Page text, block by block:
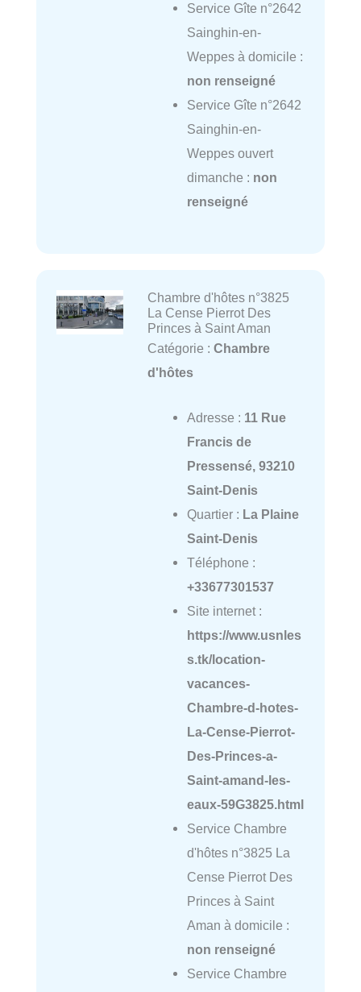
Service Gîte n°2642
Sainghin-en-
Weppes à domicile :
non renseigné
Service Gîte n°2642
Sainghin-en-
Weppes ouvert
dimanche : non
renseigné
Chambre d'hôtes n°3825
La Cense Pierrot Des
Princes à Saint Aman
Catégorie : Chambre
d'hôtes
Adresse : 11 Rue
Francis de
Pressensé, 93210
Saint-Denis
Quartier : La Plaine
Saint-Denis
Téléphone :
+33677301537
Site internet :
https://www.usnles
s.tk/location-
vacances-
Chambre-d-hotes-
La-Cense-Pierrot-
Des-Princes-a-
Saint-amand-les-
eaux-59G3825.html
Service Chambre
d'hôtes n°3825 La
Cense Pierrot Des
Princes à Saint
Aman à domicile :
non renseigné
Service Chambre